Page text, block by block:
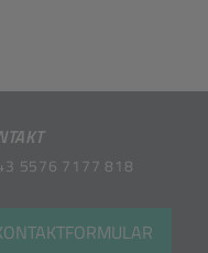
5576 7177 818